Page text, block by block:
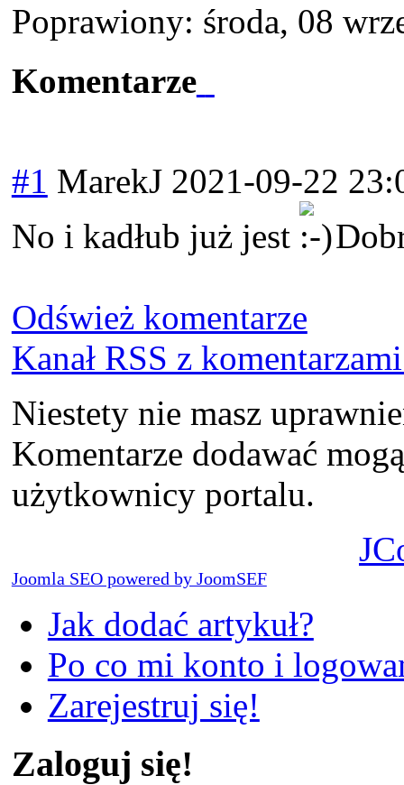
Poprawiony: środa, 08
Komentarze
#1 MarekJ 2021-09-22
No i kadłub już jest
Odśwież komentarze
Kanał RSS z
Niestety nie masz
Komentarze dodawać
użytkownicy portalu.
Joomla SEO powered by JoomSEF
Jak dodać artykuł?
Po co mi konto i
Zarejestruj się!
Zaloguj się!